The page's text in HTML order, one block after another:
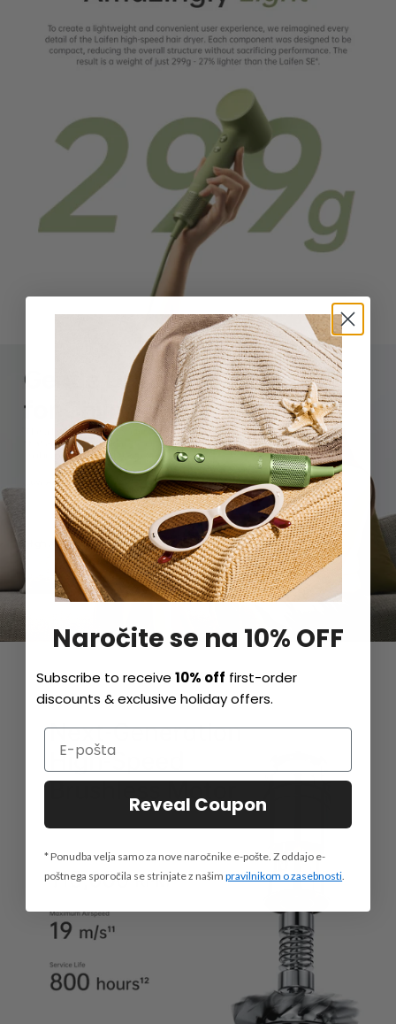
Naročite se na 10% OFF
Subscribe to receive10% off first-order
discounts & exclusive holiday offers.
Reveal Coupon
* Ponudba velja samo za nove naročnike e-pošte. Z oddajo e-
poštnega sporočila se strinjate z našimpravilnikom o zasebnosti.